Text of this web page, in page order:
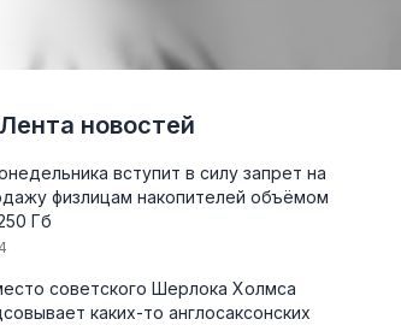
Лента новостей
вступит в силу запрет на
физлицам накопителей объёмом
Гб
советского Шерлока Холмса
каких-то англосаксонских